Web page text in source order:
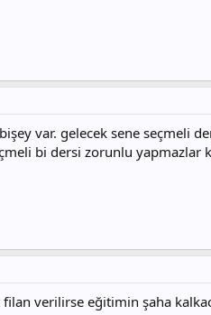
var. gelecek sene seçmeli
bi dersi zorunlu yapmazlar
filan verilirse eğitimin şaha